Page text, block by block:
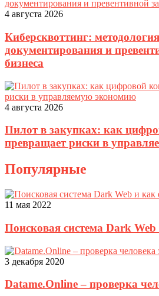
4 августа 2026
Киберсквоттинг:
документирования и
бизнеса
4 августа 2026
Пилот в закупках: как
превращает риски в
Популярные
11 мая 2022
Поисковая система Dark Web
3 декабря 2020
Datame.Online – проверка